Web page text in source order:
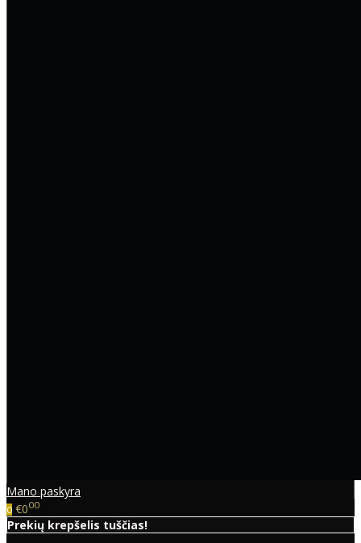
Mano paskyra
0 €000
Prekių krepšelis tuščias!